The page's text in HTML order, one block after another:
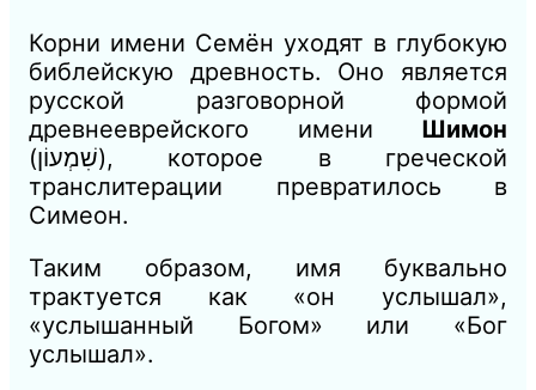
Корни имени Семён уходят в глубокую
библейскую древность. Оно является
русской разговорной формой
древнееврейского имени Шимон
(שִׁמְעוֹן), которое в греческой
транслитерации превратилось в
Симеон.
Таким образом, имя буквально
трактуется как «он услышал»,
«услышанный Богом» или «Бог
услышал».